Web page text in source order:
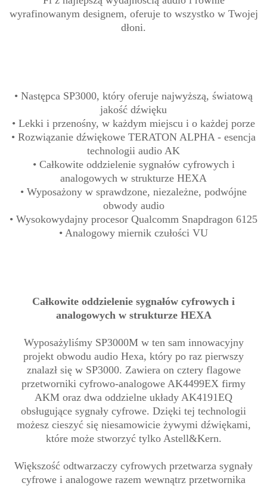
wyrafinowanym designem, oferuje to wszystko w Twojej
dłoni.
• Następca SP3000, który oferuje najwyższą, światową
jakość dźwięku
• Lekki i przenośny, w każdym miejscu i o każdej porze
• Rozwiązanie dźwiękowe TERATON ALPHA - esencja
technologii audio AK
• Całkowite oddzielenie sygnałów cyfrowych i
analogowych w strukturze HEXA
• Wyposażony w sprawdzone, niezależne, podwójne
obwody audio
• Wysokowydajny procesor Qualcomm Snapdragon 6125
• Analogowy miernik czułości VU
Całkowite oddzielenie sygnałów cyfrowych i
analogowych w strukturze HEXA
Wyposażyliśmy SP3000M w ten sam innowacyjny
projekt obwodu audio Hexa, który po raz pierwszy
znalazł się w SP3000. Zawiera on cztery flagowe
przetworniki cyfrowo-analogowe AK4499EX firmy
AKM oraz dwa oddzielne układy AK4191EQ
obsługujące sygnały cyfrowe. Dzięki tej technologii
możesz cieszyć się niesamowicie żywymi dźwiękami,
które może stworzyć tylko Astell&Kern.
Większość odtwarzaczy cyfrowych przetwarza sygnały
cyfrowe i analogowe razem wewnątrz przetwornika